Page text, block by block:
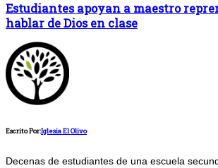
Estudiantes apoyan a maestro
hablar de Dios en clase
Escrito Por:Iglesia El Olivo
Decenas de estudiantes de una escuela